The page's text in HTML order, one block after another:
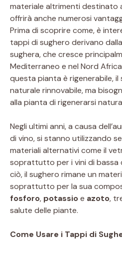
materiale altrimenti destinato
offrirà anche numerosi
Prima di scoprire come, è
tappi di sughero derivano
sughera, che cresce
Mediterraneo e nel Nord
questa pianta è rigenerabile, il
naturale rinnovabile, ma
alla pianta di rigenerarsi
Negli ultimi anni, a causa
di vino, si stanno utilizzando
materiali alternativi come il
soprattutto per i vini di bassa
ciò, il sughero rimane un
soprattutto per la sua
fosforo, potassioe azoto,
salute delle piante.
Come Usare i Tappi di